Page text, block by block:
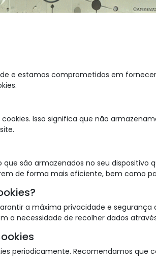
e estamos comprometidos em
Isso significa que não
são armazenados no seu
de forma mais eficiente, bem como
a máxima privacidade e
a necessidade de recolher dados
periodicamente. Recomendamos